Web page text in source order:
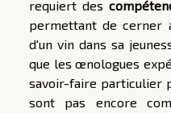
requiert des
permettant de cerner
d'un vin dans sa
que les œnologues
savoir-faire particulier
sont pas encore